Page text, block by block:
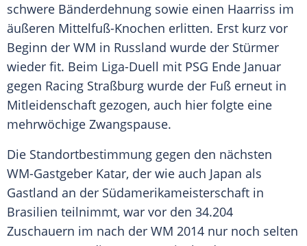
schwere Bänderdehnung sowie einen Haarriss im
äußeren Mittelfuß-Knochen erlitten. Erst kurz vor
Beginn der WM in Russland wurde der Stürmer
wieder fit. Beim Liga-Duell mit PSG Ende Januar
gegen Racing Straßburg wurde der Fuß erneut in
Mitleidenschaft gezogen, auch hier folgte eine
mehrwöchige Zwangspause.
Die Standortbestimmung gegen den nächsten
WM-Gastgeber Katar, der wie auch Japan als
Gastland an der Südamerikameisterschaft in
Brasilien teilnimmt, war vor den 34.204
Zuschauern im nach der WM 2014 nur noch selten